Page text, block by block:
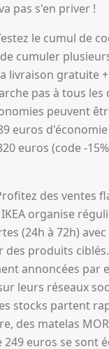
pas s'en priver !
le cumul de
cumuler
livraison gratuite
pas à tous
peuvent
euros
euros (code -
des ventes
organise
(24h à 72h)
produits
annoncées par
leurs réseaux
stocks partent
des matelas
249 euros se sont